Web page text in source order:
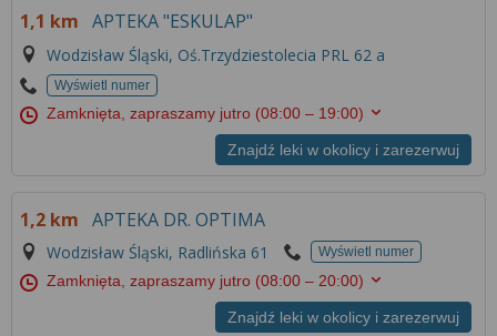
1,1 km APTEKA "ESKULAP"
Wodzisław Śląski, Oś.Trzydziestolecia PRL 62 a
Wyświetl numer
Zamknięta, zapraszamy jutro (08:00 – 19:00)
Znajdź leki w okolicy i zarezerwuj
1,2 km APTEKA DR. OPTIMA
Wodzisław Śląski, Radlińska 61 Wyświetl numer
Zamknięta, zapraszamy jutro (08:00 – 20:00)
Znajdź leki w okolicy i zarezerwuj